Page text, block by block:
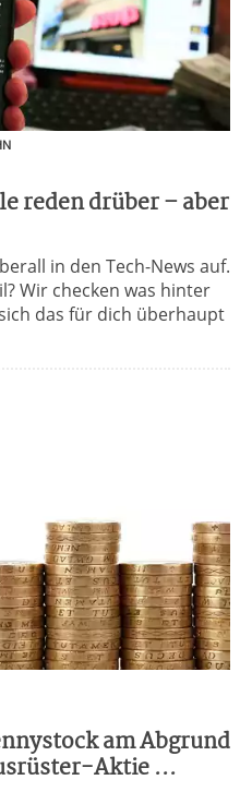
reden drüber – aber
in den Tech-News auf.
Wir checken was hinter
das für dich überhaupt
am Abgrund
Aktie ...